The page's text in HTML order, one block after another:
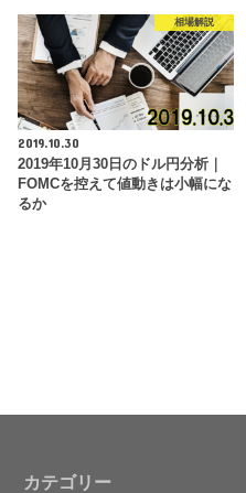
相場解説
2019.10.30
2019年10月30日のドル円分析｜
FOMCを控えて値動きは小幅にな
るか
カテゴリー